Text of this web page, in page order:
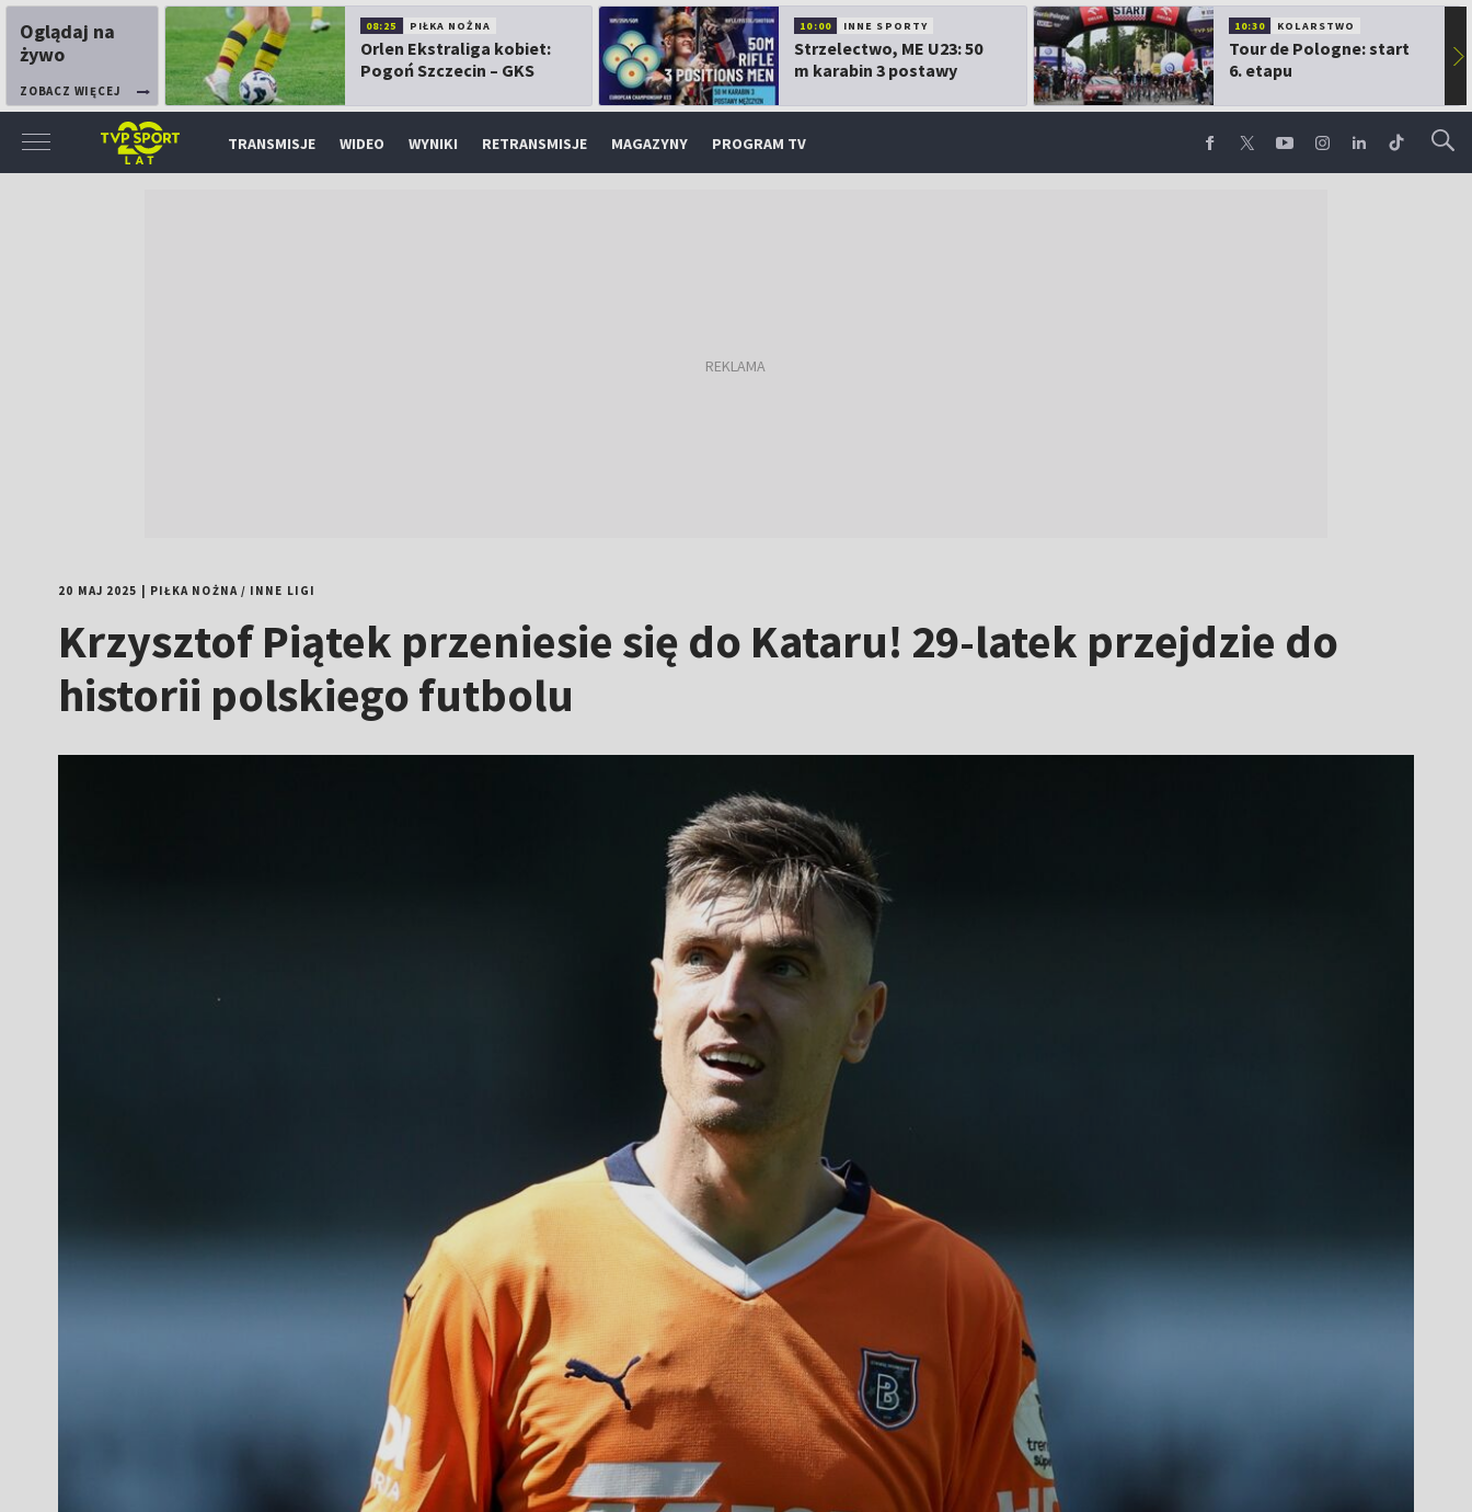
Oglądaj na
żywo
ZOBACZ WIĘCEJ
08:25 PIŁKA NOŻNA
Orlen Ekstraliga kobiet:
Pogoń Szczecin – GKS
10:00 INNE SPORTY
Strzelectwo, ME U23: 50
m karabin 3 postawy
10:30 KOLARSTWO
Tour de Pologne: start
6. etapu
▶
TRANSMISJE WIDEO WYNIKI RETRANSMISJE MAGAZYNY PROGRAM TV
20 MAJ 2025 PIŁKA NOŻNA/ INNE LIGI
Krzysztof Piątek przeniesie się do Kataru! 29-latek przejdzie do
historii polskiego futbolu